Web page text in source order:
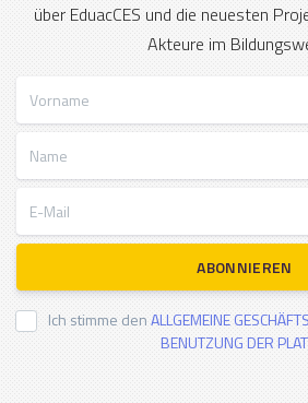
über EduacCES und die neuesten
Akteure im
ABONNIEREN
Ich stimme denALLGEMEINE
BENUTZUNG DER